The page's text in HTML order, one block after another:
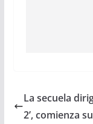
La secuela
2’, comienza